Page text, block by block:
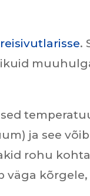
.
ja see võib
rohu
väga kõrgele,